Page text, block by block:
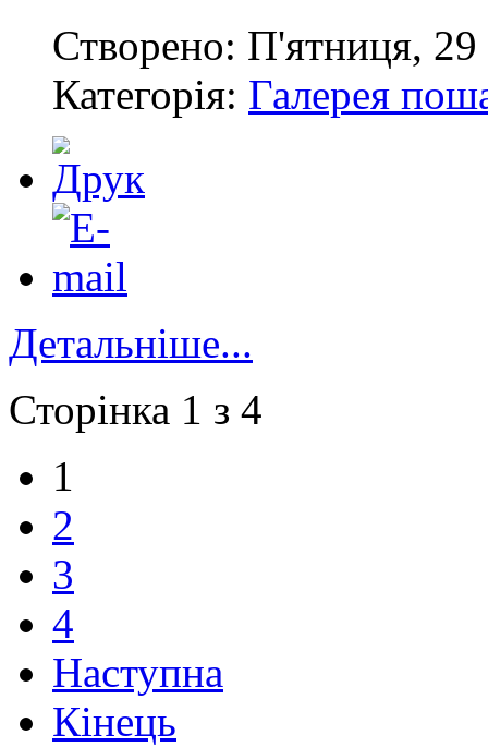
Створено: П'ятниця, 29
Категорія: Галерея
Детальніше...
Сторінка 1 з 4
1
2
3
4
Наступна
Кінець